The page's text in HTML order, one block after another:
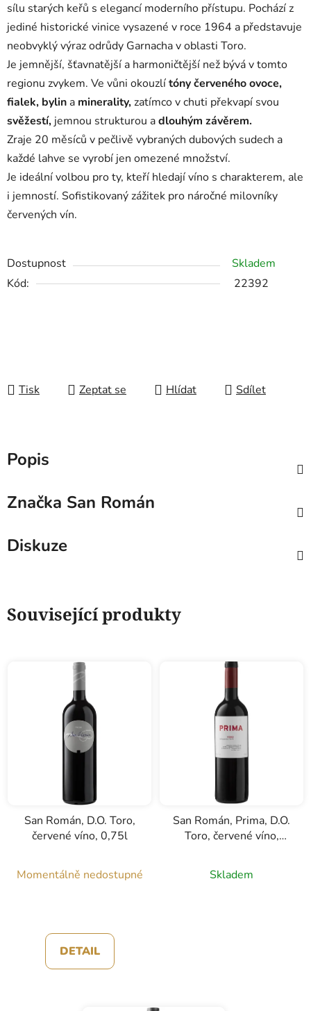
sílu starých keřů s elegancí moderního přístupu. Pochází z
jediné historické vinice vysazené v roce 1964 a představuje
neobvyklý výraz odrůdy Garnacha v oblasti Toro.
Je jemnější, šťavnatější a harmoničtější než bývá v tomto
regionu zvykem. Ve vůni okouzlítóny červeného ovoce,
fialek, bylin a minerality,zatímco v chuti překvapí svou
svěžestí, jemnou strukturou adlouhým závěrem.
Zraje 20 měsíců v pečlivě vybraných dubových sudech a
každé lahve se vyrobí jen omezené množství.
Je ideální volbou pro ty, kteří hledají víno s charakterem, ale
i jemností. Sofistikovaný zážitek pro náročné milovníky
červených vín.
Dostupnost
Skladem
Kód:
22392
Tisk Zeptat se Hlídat Sdílet
Popis
Značka San Román
Diskuze
Související produkty
San Román, D.O. Toro,
červené víno, 0,75l
Momentálně nedostupné
DETAIL
San Román, Prima, D.O.
Toro, červené víno,
Skladem